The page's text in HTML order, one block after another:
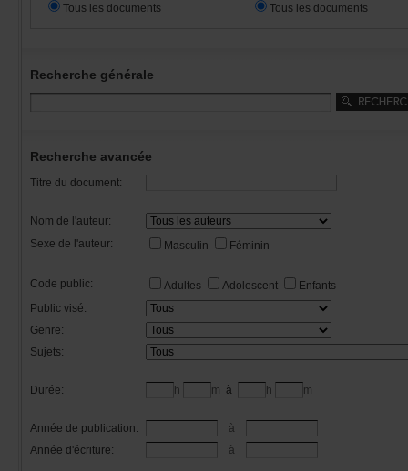
Touslesdocuments
Touslesdocuments
Recherchegénérale
Rechercheavancée
Titredudocument:
Nomdel'auteur:
Sexedel'auteur:
Masculin Féminin
Codepublic: Adultes Adolescent
Enfants
Publicvisé:
Genre:
Sujets:
Durée: h m à h m
Annéedepublication:
à
Annéed'écriture:
à